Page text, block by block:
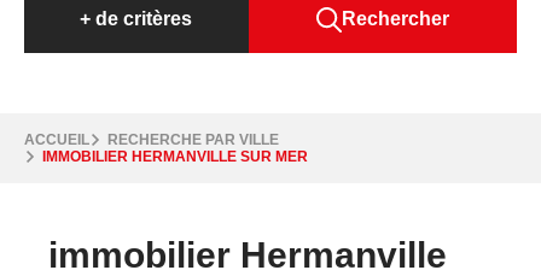
+ de critères Rechercher
ACCUEIL
RECHERCHE PAR VILLE
IMMOBILIER HERMANVILLE SUR MER
immobilier Hermanville